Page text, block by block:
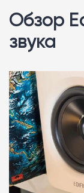
Обзор
звука